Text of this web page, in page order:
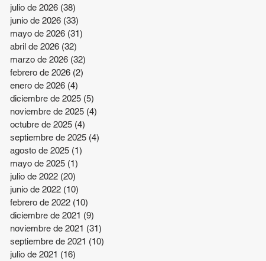
julio de 2026 (38)
junio de 2026 (33)
mayo de 2026 (31)
abril de 2026 (32)
marzo de 2026 (32)
febrero de 2026 (2)
enero de 2026 (4)
diciembre de 2025 (5)
noviembre de 2025 (4)
octubre de 2025 (4)
septiembre de 2025 (4)
agosto de 2025 (1)
mayo de 2025 (1)
julio de 2022 (20)
junio de 2022 (10)
febrero de 2022 (10)
diciembre de 2021 (9)
noviembre de 2021 (31)
septiembre de 2021 (10)
julio de 2021 (16)